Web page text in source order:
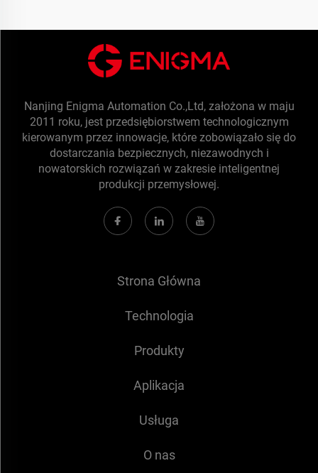
Nanjing Enigma Automation Co.,Ltd, założona w maju
2011 roku, jest przedsiębiorstwem technologicznym
kierowanym przez innowacje, które zobowiązało się do
dostarczania bezpiecznych, niezawodnych i
nowatorskich rozwiązań w zakresie inteligentnej
produkcji przemysłowej.
Strona Główna
Technologia
Produkty
Aplikacja
Usługa
O nas